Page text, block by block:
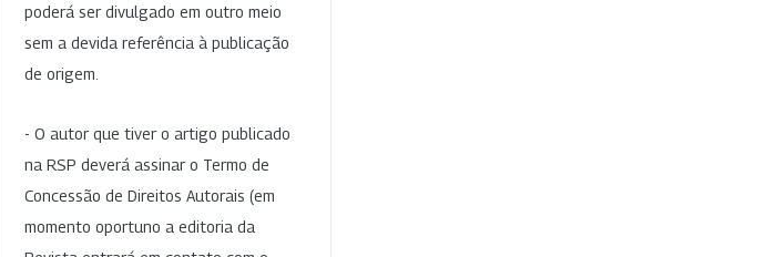
poderá ser divulgado em outro meio
sem a devida referência à publicação
de origem.
- O autor que tiver o artigo publicado
na RSP deverá assinar o Termo de
Concessão de Direitos Autorais (em
momento oportuno a editoria da